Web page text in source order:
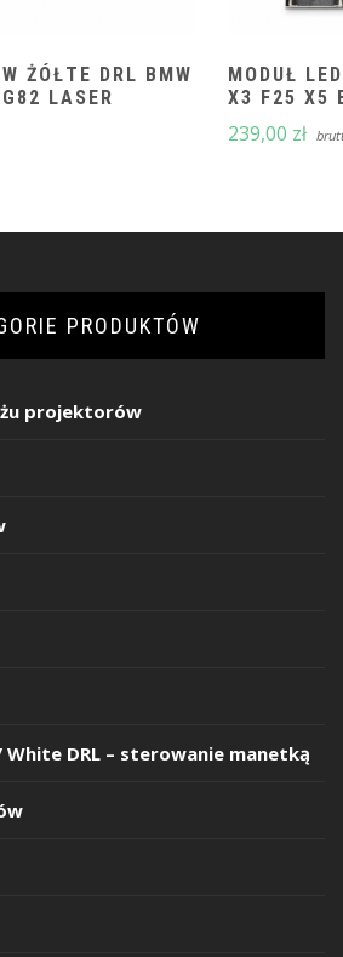
ŻÓŁTE DRL BMW
LASER
MODUŁ
X3 F25 X5
239,00 zł
PRODUKTÓW
projektorów
White DRL – sterowanie manetką